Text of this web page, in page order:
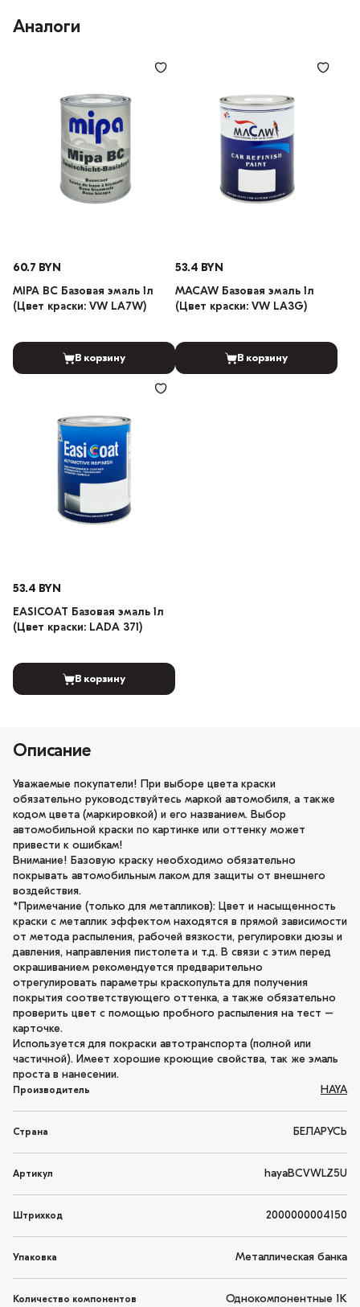
Аналоги
60.7 BYN
MIPA BC Базовая эмаль 1л
(Цвет краски: VW LA7W)
В корзину
53.4 BYN
MACAW Базовая эмаль 1л
(Цвет краски: VW LA3G)
В корзину
53.4 BYN
EASICOAT Базовая эмаль 1л
(Цвет краски: LADA 371)
В корзину
Описание
Уважаемые покупатели! При выборе цвета краски
обязательно руководствуйтесь маркой автомобиля, а также
кодом цвета (маркировкой) и его названием. Выбор
автомобильной краски по картинке или оттенку может
привести к ошибкам!
Внимание! Базовую краску необходимо обязательно
покрывать автомобильным лаком для защиты от внешнего
воздействия.
*Примечание (только для металликов): Цвет и насыщенность
краски с металлик эффектом находятся в прямой зависимости
от метода распыления, рабочей вязкости, регулировки дюзы и
давления, направления пистолета и т.д. В связи с этим перед
окрашиванием рекомендуется предварительно
отрегулировать параметры краскопульта для получения
покрытия соответствующего оттенка, а также обязательно
проверить цвет с помощью пробного распыления на тест –
карточке.
Используется для покраски автотранспорта (полной или
частичной). Имеет хорошие кроющие свойства, так же эмаль
проста в нанесении.
Производитель HAYA
Страна БЕЛАРУСЬ
Артикул hayaBCVWLZ5U
Штрихкод 2000000004150
Упаковка Металлическая банка
Количество компонентов Однокомпонентные 1K